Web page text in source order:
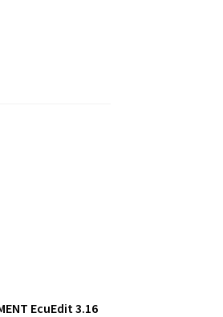
EcuEdit 3.16